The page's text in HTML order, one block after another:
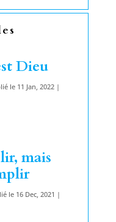
Dieu
le 11 Jan, 2022|
mais
le 16 Dec, 2021 |